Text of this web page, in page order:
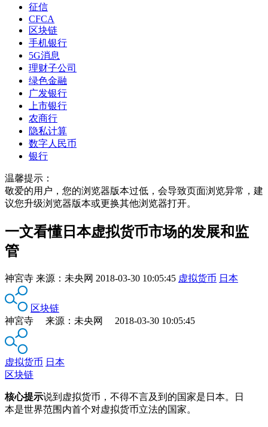
征信
CFCA
区块链
手机银行
5G消息
理财子公司
绿色金融
广发银行
上市银行
农商行
隐私计算
数字人民币
银行
温馨提示：
敬爱的用户，您的浏览器版本过低，会导致页面浏览异常，建
议您升级浏览器版本或更换其他浏览器打开。
一文看懂日本虚拟货币市场的发展和监
管
神宮寺 来源： 未央网 2018-03-30 10:05:45 虚拟货币 日本
区块链
神宮寺 来源：未央网 2018-03-30 10:05:45
虚拟货币 日本
区块链
核心提示说到虚拟货币，不得不言及到的国家是日本。日
本是世界范围内首个对虚拟货币立法的国家。